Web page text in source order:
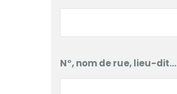
N°, nom de rue, lieu-dit...